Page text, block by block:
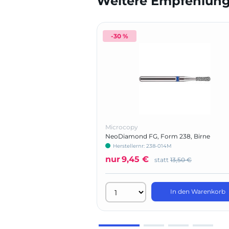
-30 %
Microcopy
NeoDiamond FG, Form 238, Birne
Herstellernr: 238-014M
nur9,45 € statt 13,50 €
In den Warenkorb